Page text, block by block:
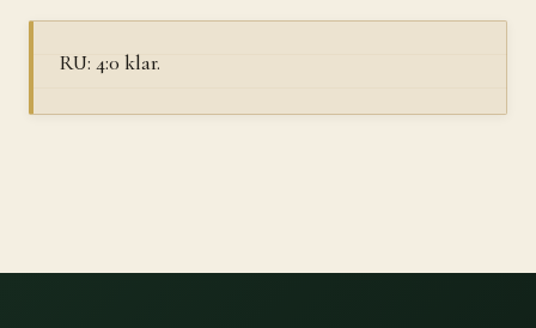
RU: 4:0 klar.